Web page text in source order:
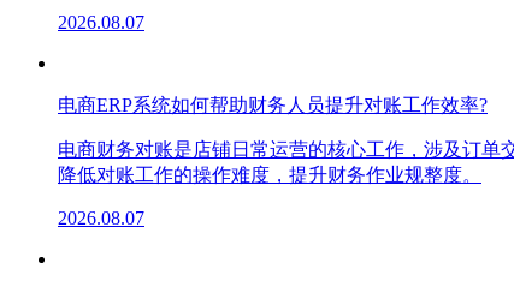
2026.08.07
电商ERP系统如何帮助财务人员提升对账工作效率?
电商财务对账是店铺日常运营的核心工作，涉及订
降低对账工作的操作难度，提升财务作业规整度。
2026.08.07